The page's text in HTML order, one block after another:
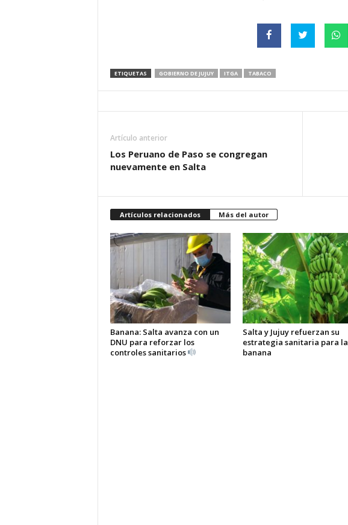
ETIQUETAS GOBIERNO DE JUJUY ITGA TABACO
Artículo anterior
Los Peruano de Paso se congregan
nuevamente en Salta
Artículos relacionados Más del autor
Banana: Salta avanza con un
DNU para reforzar los
controles sanitarios
Salta y Jujuy refuerzan su
estrategia sanitaria para la
banana